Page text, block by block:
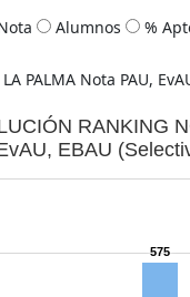
Alumnos %
PALMA Nota PAU,
RANKING
EBAU
575